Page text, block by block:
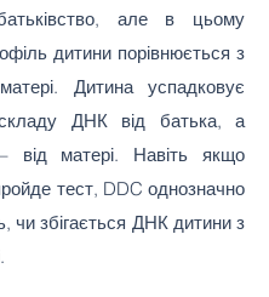
але в цьому
дитини порівнюється з
Дитина успадковує
ДНК від батька, а
від матері. Навіть якщо
тест, DDC однозначно
чи збігається ДНК дитини з